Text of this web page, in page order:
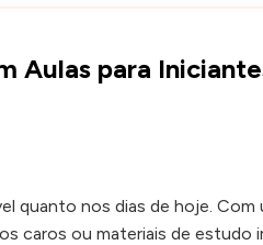
Aulas para
quanto nos dias de hoje.
caros ou materiais de